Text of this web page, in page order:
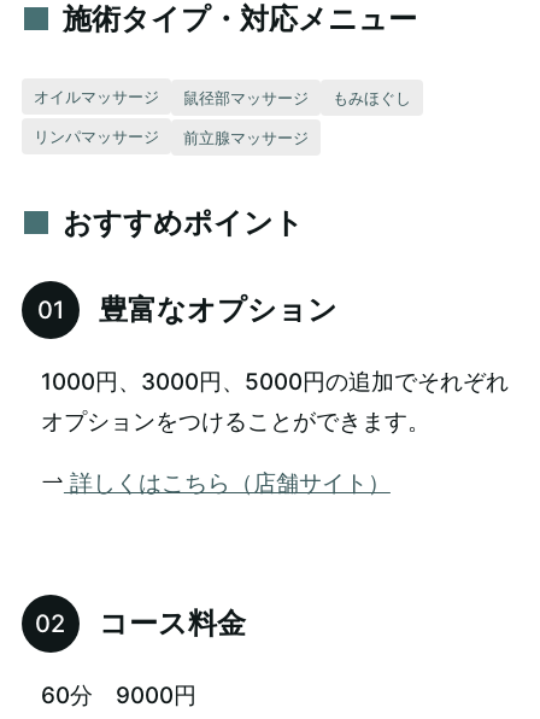
施術タイプ・対応メニュー
オイルマッサージ 鼠径部マッサージ もみほぐし
リンパマッサージ 前立腺マッサージ
おすすめポイント
豊富なオプション
1000円、3000円、5000円の追加でそれぞれ
オプションをつけることができます。
詳しくはこちら（店舗サイト）
コース料金
60分 9000円